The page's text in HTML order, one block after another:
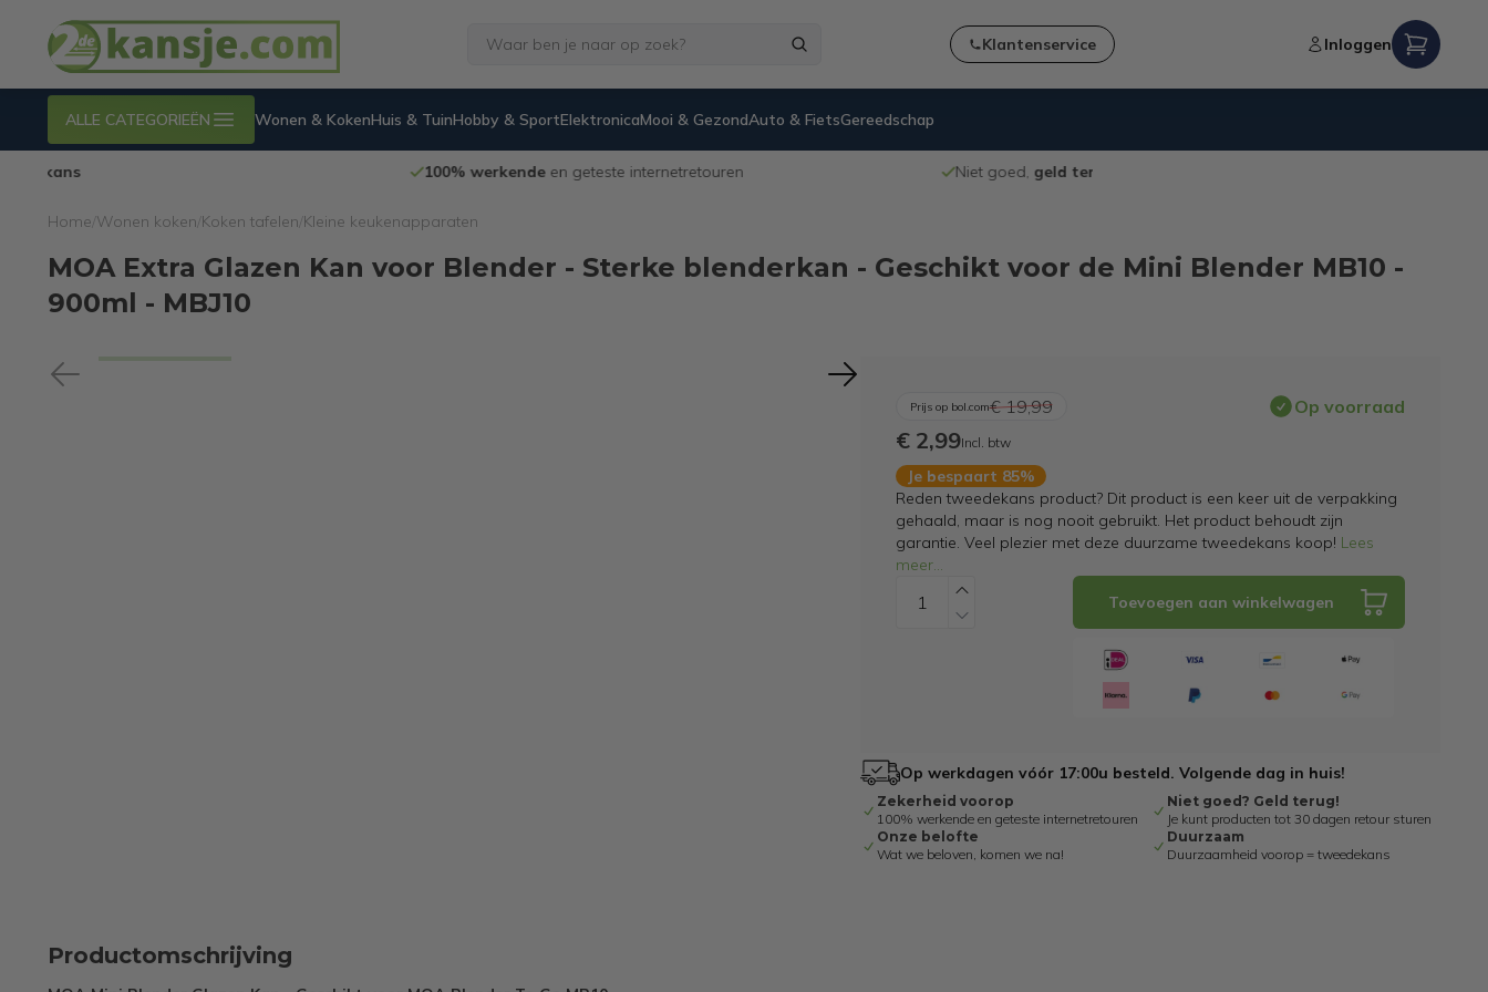
Klantenservice Inloggen
ALLE CATEGORIEËN Wonen & KokenHuis & TuinHobby & SportElektronicaMooi & GezondAuto & FietsGereedschap
100% werkende Niet goed,geld terug
Home Wonen koken Koken tafelen Kleine keukenapparaten
MOA Extra Glazen Kan voor Blender - Sterke blenderkan - Geschikt voor de Mini Blender MB10 -
900ml - MBJ10
Prijs op bol.com€ 19,99 Op voorraad
€ 2,99Incl. btw
Je bespaart 85%
Reden tweedekans product? Dit product is een keer uit de verpakking
gehaald, maar is nog nooit gebruikt. Het product behoudt zijn
garantie. Veel plezier met deze duurzame tweedekans koop! Lees
meer...
Toevoegen aan winkelwagen
Op werkdagen vóór 17:00u besteld. Volgende dag in huis!
Zekerheid voorop
100% werkende en geteste internetretouren
Niet goed? Geld terug!
Je kunt producten tot 30 dagen retour sturen
Onze belofte
Wat we beloven, komen we na!
Duurzaam
Duurzaamheid voorop = tweedekans
Productomschrijving